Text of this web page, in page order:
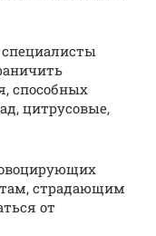
способных
цитрусовые,
страдающим
от